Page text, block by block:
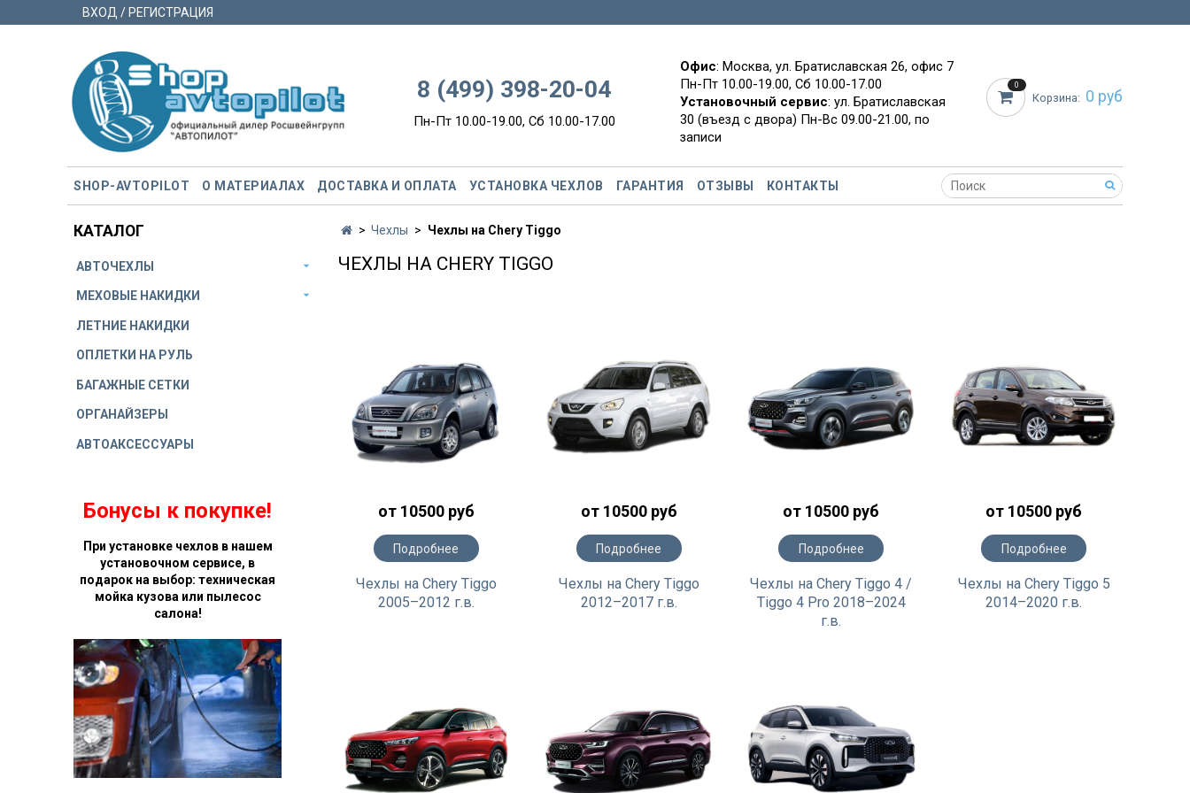
ВХОД / РЕГИСТРАЦИЯ
8 (499) 398-20-04
Пн-Пт 10.00-19.00, Сб 10.00-17.00
Офис: Москва, ул. Братиславская 26, офис 7
Пн-Пт 10.00-19.00, Сб 10.00-17.00
Установочный сервис: ул. Братиславская
30 (въезд с двора) Пн-Вс 09.00-21.00, по
записи
0
Корзина: 0 руб
SHOP-AVTOPILOT О МАТЕРИАЛАХ ДОСТАВКА И ОПЛАТА УСТАНОВКА ЧЕХЛОВ ГАРАНТИЯ ОТЗЫВЫ КОНТАКТЫ
Чехлы Чехлы на Chery Tiggo
ЧЕХЛЫ НА CHERY TIGGO
от 10500 руб
Подробнее
Чехлы на Chery Tiggo
2005–2012 г.в.
от 10500 руб
Подробнее
Чехлы на Chery Tiggo
2012–2017 г.в.
от 10500 руб
Подробнее
Чехлы на Chery Tiggo 4 /
Tiggo 4 Pro 2018–2024
г.в.
от 10500 руб
Подробнее
Чехлы на Chery Tiggo 5
2014–2020 г.в.
КАТАЛОГ
АВТОЧЕХЛЫ
МЕХОВЫЕ НАКИДКИ
ЛЕТНИЕ НАКИДКИ
ОПЛЕТКИ НА РУЛЬ
БАГАЖНЫЕ СЕТКИ
ОРГАНАЙЗЕРЫ
АВТОАКСЕССУАРЫ
Бонусы к покупке!
При установке чехлов в нашем
установочном сервисе, в
подарок на выбор: техническая
мойка кузова или пылесос
салона!